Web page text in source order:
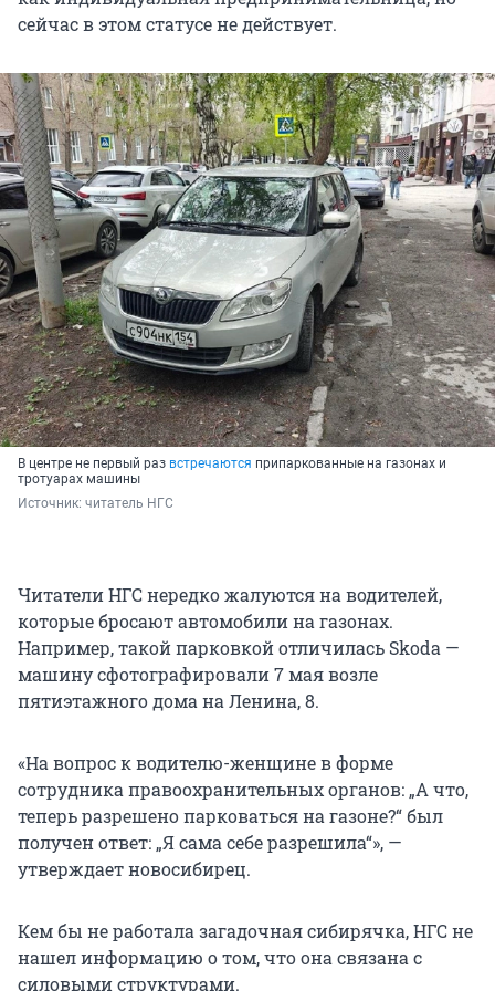
сейчас в этом статусе не действует.
В центре не первый раз встречаются припаркованные на газонах и
тротуарах машины
Источник: читатель НГС
Читатели НГС нередко жалуются на водителей,
которые бросают автомобили на газонах.
Например, такой парковкой отличилась Skoda —
машину сфотографировали 7 мая возле
пятиэтажного дома на Ленина, 8.
«На вопрос к водителю-женщине в форме
сотрудника правоохранительных органов: „А что,
теперь разрешено парковаться на газоне?“ был
получен ответ: „Я сама себе разрешила“», —
утверждает новосибирец.
Кем бы не работала загадочная сибирячка, НГС не
нашел информацию о том, что она связана с
силовыми структурами.